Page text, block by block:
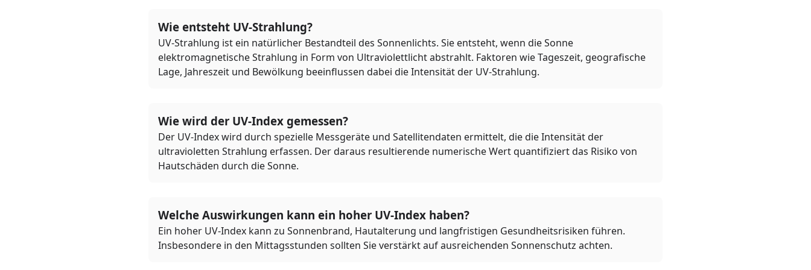
Wie entsteht UV-Strahlung?
UV-Strahlung ist ein natürlicher Bestandteil des Sonnenlichts. Sie entsteht, wenn die Sonne
elektromagnetische Strahlung in Form von Ultraviolettlicht abstrahlt. Faktoren wie Tageszeit, geografische
Lage, Jahreszeit und Bewölkung beeinflussen dabei die Intensität der UV-Strahlung.
Wie wird der UV-Index gemessen?
Der UV-Index wird durch spezielle Messgeräte und Satellitendaten ermittelt, die die Intensität der
ultravioletten Strahlung erfassen. Der daraus resultierende numerische Wert quantifiziert das Risiko von
Hautschäden durch die Sonne.
Welche Auswirkungen kann ein hoher UV-Index haben?
Ein hoher UV-Index kann zu Sonnenbrand, Hautalterung und langfristigen Gesundheitsrisiken führen.
Insbesondere in den Mittagsstunden sollten Sie verstärkt auf ausreichenden Sonnenschutz achten.